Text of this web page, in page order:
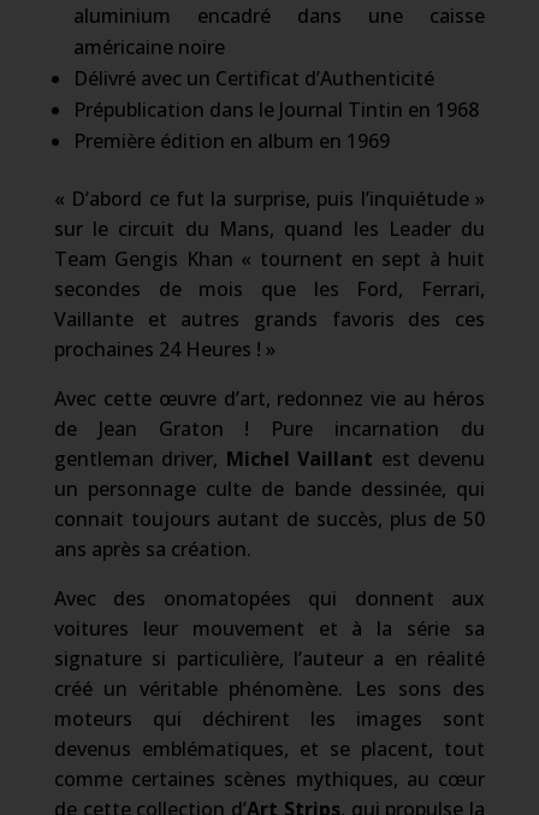
aluminium encadré dans une caisse
américaine noire
Délivré avec un Certificat d’Authenticité
Prépublication dans le Journal Tintin en 1968
Première édition en album en 1969
« D’abord ce fut la surprise, puis l’inquiétude »
sur le circuit du Mans, quand les Leader du
Team Gengis Khan « tournent en sept à huit
secondes de mois que les Ford, Ferrari,
Vaillante et autres grands favoris des ces
prochaines 24 Heures ! »
Avec cette œuvre d’art, redonnez vie au héros
de Jean Graton ! Pure incarnation du
gentleman driver, Michel Vaillant est devenu
un personnage culte de bande dessinée, qui
connait toujours autant de succès, plus de 50
ans après sa création.
Avec des onomatopées qui donnent aux
voitures leur mouvement et à la série sa
signature si particulière, l’auteur a en réalité
créé un véritable phénomène. Les sons des
moteurs qui déchirent les images sont
devenus emblématiques, et se placent, tout
comme certaines scènes mythiques, au cœur
de cette collection d’Art Strips, qui propulse la